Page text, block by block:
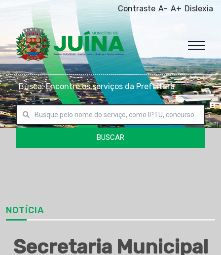
Contraste A- A+ Dislexia
Busca: Encontre os serviços da Prefeitura
BUSCAR
NOTÍCIA
Secretaria Municipal